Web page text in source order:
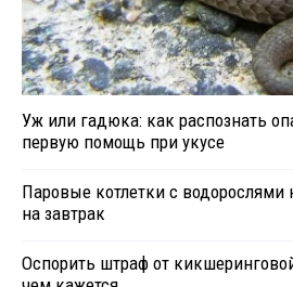
Уж или гадюка: как распознать
первую помощь при укусе
Паровые котлетки с водорослями
на завтрак
Оспорить штраф от